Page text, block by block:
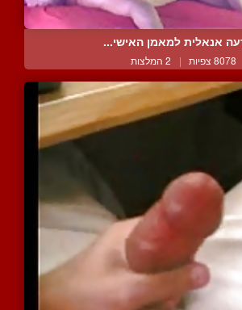
אנאלית למאמן האישי...
8078 צפיות | 2 המלצות